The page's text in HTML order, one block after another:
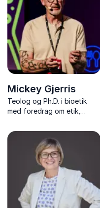
Mickey Gjerris
Teolog og Ph.D. i bioetik
med foredrag om etik,
svære dilemmaer.